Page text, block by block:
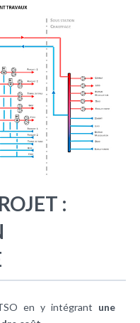
:
en y intégrant une